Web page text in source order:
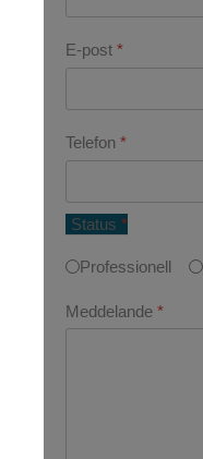
E-post*
Telefon*
Status*
Professionell
Meddelande*